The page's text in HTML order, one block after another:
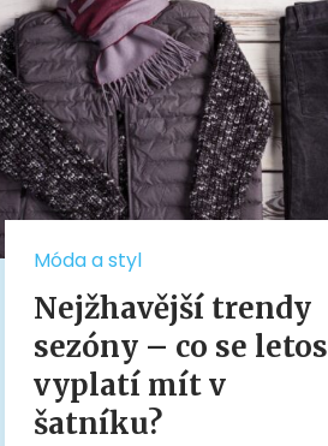
Móda a styl
Nejžhavější trendy
sezóny – co se letos
vyplatí mít v
šatníku?